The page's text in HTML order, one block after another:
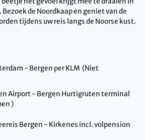
de Noordkaap en geniet van de
tijdens uw reis langs de Noorse kust.
- Bergen per KLM (Niet
Airport - Bergen Hurtigruten terminal
)
Bergen - Kirkenes incl. volpension